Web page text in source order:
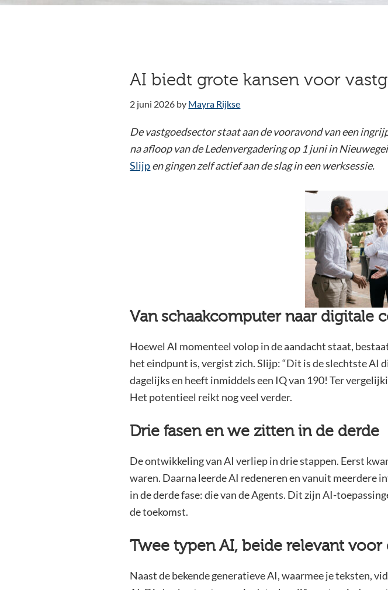
AI biedt grote kansen voor
2 juni 2026 by Mayra Rijkse
De vastgoedsector staat aan de vooravond van een
na afloop van de Ledenvergadering op 1 juni in
Slijpen gingen zelf actief aan de slag in een werksessie.
Van schaakcomputer naar digitale
Hoewel AI momenteel volop in de aandacht staat,
het eindpunt is, vergist zich. Slijp: “Dit is de slechtste AI
dagelijks en heeft inmiddels een IQ van 190! Ter
Het potentieel reikt nog veel verder.
Drie fasen en we zitten in de derde
De ontwikkeling van AI verliep in drie stappen. Eerst
waren. Daarna leerde AI redeneren en vanuit meerdere
in de derde fase: die van de Agents. Dit zijn AI-
de toekomst.
Twee typen AI, beide relevant voor
Naast de bekende generatieve AI, waarmee je teksten,